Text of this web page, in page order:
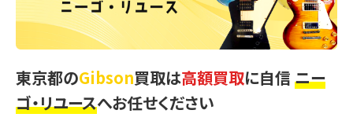
東京都のGibson買取は高額買取に自信 ニー
ゴ・リユースへお任せください